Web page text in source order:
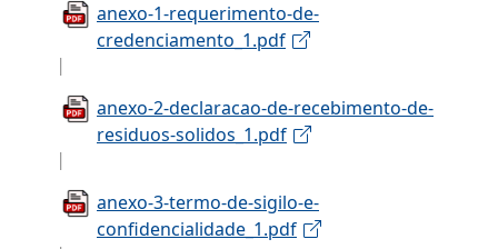
anexo-1-requerimento-de-
credenciamento_1.pdf
anexo-2-declaracao-de-recebimento-de-
residuos-solidos_1.pdf
anexo-3-termo-de-sigilo-e-
confidencialidade_1.pdf